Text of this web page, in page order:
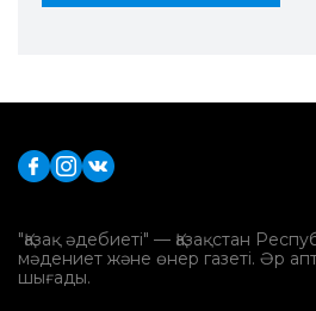
"Қазақ әдебиеті" — Қазақстан
мәдениет және өнер газеті. Әр
шығады.